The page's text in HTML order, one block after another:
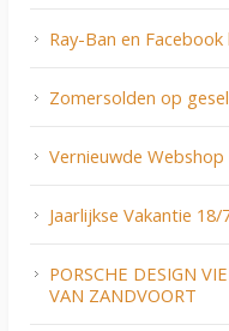
Ray-Ban en
Zomersolden op
Vernieuwde
Jaarlijkse Vakantie 18/
PORSCHE DESIGN
VAN ZANDVOORT